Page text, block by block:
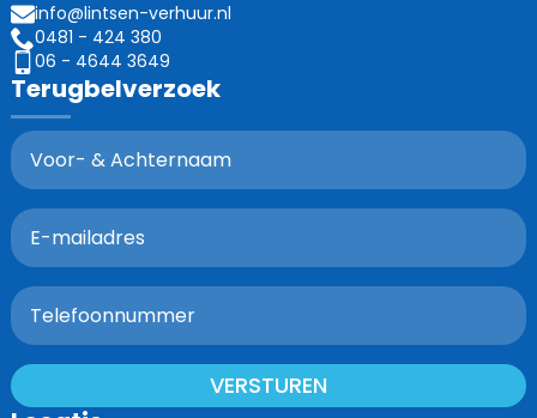
info@lintsen-verhuur.nl
0481 - 424 380
06 - 4644 3649
Terugbelverzoek
VERSTUREN